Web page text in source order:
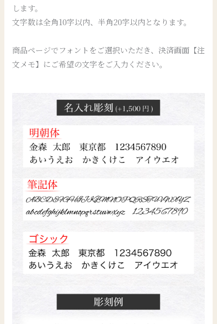
します。
文字数は全角10字以内、半角20字以内となります。
商品ページでフォントをご選択いただき、決済画面【注
文メモ】にご希望の文字をご入力ください。